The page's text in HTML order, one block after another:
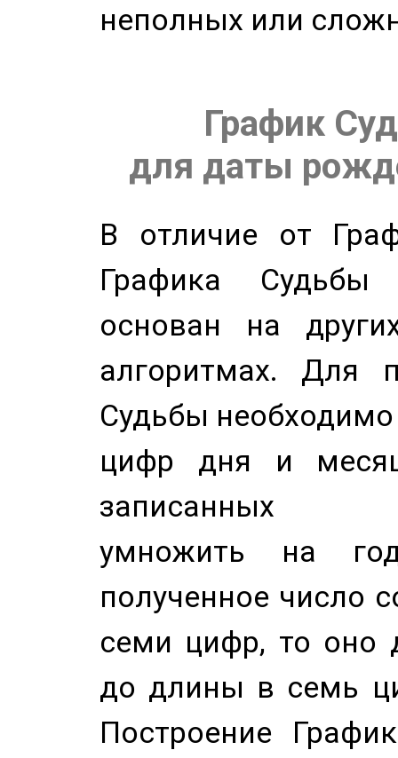
неполных или
График
для даты
В отличие от
Графика
основан на
алгоритмах. Для
Судьбы
цифр дня и
записанных
умножить на
полученное число
семи цифр, то оно
до длины в семь
Построение